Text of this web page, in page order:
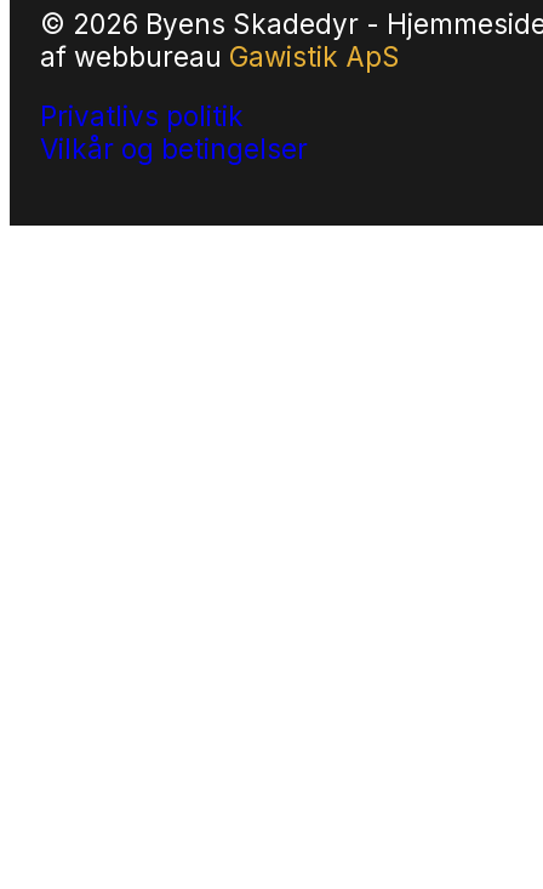
© 2026 Byens Skadedyr -
af webbureau Gawistik ApS
Privatlivs politik
Vilkår og betingelser